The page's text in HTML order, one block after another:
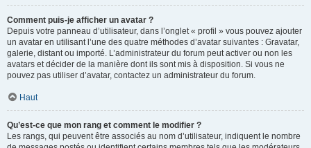
Comment puis-je afficher un avatar ?
Depuis votre panneau d’utilisateur, dans l’onglet « profil » vous pouvez ajouter
un avatar en utilisant l’une des quatre méthodes d’avatar suivantes : Gravatar,
galerie, distant ou importé. L’administrateur du forum peut activer ou non les
avatars et décider de la manière dont ils sont mis à disposition. Si vous ne
pouvez pas utiliser d’avatar, contactez un administrateur du forum.
Haut
Qu’est-ce que mon rang et comment le modifier ?
Les rangs, qui peuvent être associés au nom d’utilisateur, indiquent le nombre